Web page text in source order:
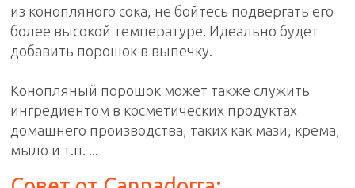
из конопляного сока, не бойтесь подвергать его
более высокой температуре. Идеально будет
добавить порошок в выпечку.
Конопляный порошок может также служить
ингредиентом в косметических продуктах
домашнего производства, таких как мази, крема,
мыло и т.п. ...